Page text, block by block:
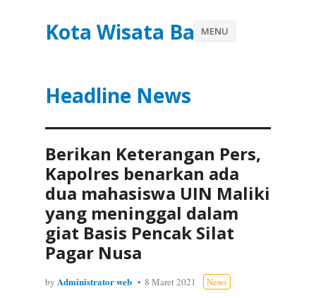
Kota Wisata Batu
Headline News
MENU
Berikan Keterangan Pers,
Kapolres benarkan ada
dua mahasiswa UIN Maliki
yang meninggal dalam
giat Basis Pencak Silat
Pagar Nusa
by Administrator web 8 Maret 2021 News